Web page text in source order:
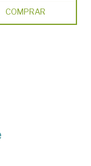
COMPRAR